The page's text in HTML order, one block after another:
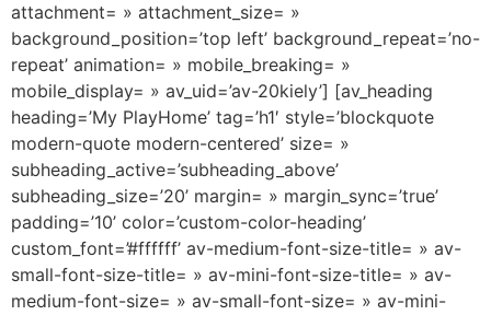
attachment= » attachment_size= »
background_position=’top left’ background_repeat=’no-
repeat’ animation= » mobile_breaking= »
mobile_display= » av_uid=’av-20kiely’] [av_heading
heading=’My PlayHome’ tag=’h1′ style=’blockquote
modern-quote modern-centered’ size= »
subheading_active=’subheading_above’
subheading_size=’20’ margin= » margin_sync=’true’
padding=’10’ color=’custom-color-heading’
custom_font=’#ffffff’ av-medium-font-size-title= » av-
small-font-size-title= » av-mini-font-size-title= » av-
medium-font-size= » av-small-font-size= » av-mini-